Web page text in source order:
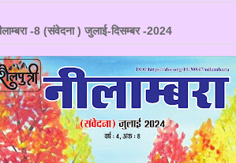
-8 (संवेदना ) जुलाई-दिसम्बर -2024